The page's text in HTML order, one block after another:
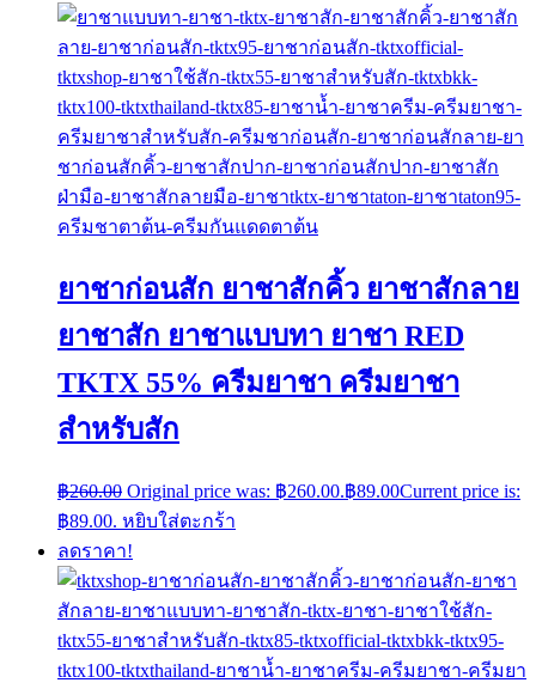
ยาชาก่อนสัก ยาชาสักคิ้ว ยาชาสักลาย
ยาชาสัก ยาชาแบบทา ยาชา RED
TKTX 55% ครีมยาชา ครีมยาชา
สำหรับสัก
฿260.00 Original price was: ฿260.00.฿89.00Current price is:
฿89.00. หยิบใส่ตะกร้า
ลดราคา!